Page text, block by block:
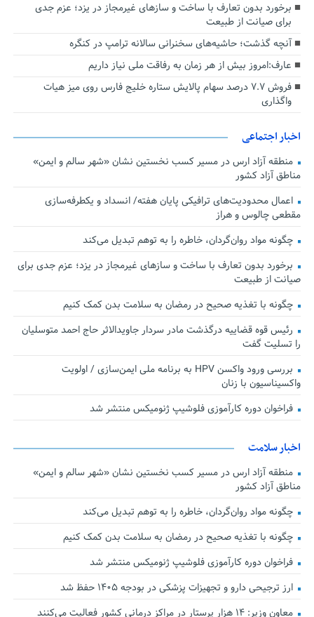
برخورد بدون تعارف با ساخت‌ و سازهای غیرمجاز در یزد؛ عزم جدی
برای صیانت از طبیعت
آنچه گذشت؛ حاشیه‌های سخنرانی سالانه ترامپ در کنگره
عارف:امروز بیش از هر زمان به رفاقت ملی نیاز داریم
فروش ۷.۷ درصد سهام پالایش ستاره خلیج فارس روی میز هیات
واگذاری
اخبار اجتماعی
منطقه آزاد ارس در مسیر کسب نخستین نشان «شهر سالم و ایمن»
مناطق آزاد کشور
اعمال محدودیت‌های ترافیکی پایان هفته/ انسداد و یکطرفه‌سازی
مقطعی چالوس و هراز
چگونه مواد روان‌گردان، خاطره را به توهم تبدیل می‌کند
برخورد بدون تعارف با ساخت‌ و سازهای غیرمجاز در یزد؛ عزم جدی برای
صیانت از طبیعت
چگونه با تغذیه صحیح در رمضان به سلامت بدن کمک کنیم
رئیس قوه قضاییه درگذشت مادر سردار جاویدالاثر حاج احمد متوسلیان
را تسلیت گفت
بررسی ورود واکسن HPV به برنامه ملی ایمن‌سازی / اولویت
واکسیناسیون با زنان
فراخوان دوره کارآموزی فلوشیپ ژنومیکس منتشر شد
اخبار سلامت
منطقه آزاد ارس در مسیر کسب نخستین نشان «شهر سالم و ایمن»
مناطق آزاد کشور
چگونه مواد روان‌گردان، خاطره را به توهم تبدیل می‌کند
چگونه با تغذیه صحیح در رمضان به سلامت بدن کمک کنیم
فراخوان دوره کارآموزی فلوشیپ ژنومیکس منتشر شد
ارز ترجیحی دارو و تجهیزات پزشکی در بودجه ۱۴۰۵ حفظ شد
معاون وزیر: ۱۴ هزار پرستار در مراکز درمانی کشور فعالیت می‌کنند